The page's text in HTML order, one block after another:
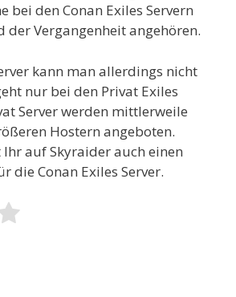
bei den Conan Exiles Servern
der Vergangenheit angehören.
kann man allerdings nicht
nur bei den Privat Exiles
Server werden mittlerweile
Hostern angeboten.
auf Skyraider auch einen
die Conan Exiles Server.